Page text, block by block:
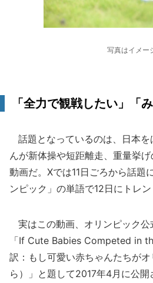
写真はイメー
「全力で観戦したい」「
話題となっているのは、日本を
んが新体操や短距離走、重量挙
動画だ。Xでは11日ごろから話題
ンピック」の単語で12日にトレン
実はこの動画、オリンピック
「If Cute Babies Competed in
訳：もし可愛い赤ちゃんたちが
ら）」と題して2017年4月に公